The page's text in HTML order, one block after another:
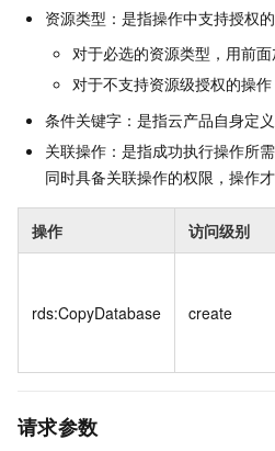
资源类型：是指操作中支持授权
对于必选的资源类型，用前面
对于不支持资源级授权的操作
条件关键字：是指云产品自身定义
关联操作：是指成功执行操作所
同时具备关联操作的权限，操作才
操作 访问级别
rds:CopyDatabase create
请求参数